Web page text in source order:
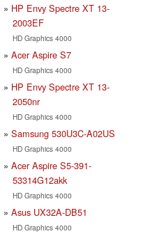
HP Envy Spectre XT 13-
2003EF
HD Graphics 4000
Acer Aspire S7
HD Graphics 4000
HP Envy Spectre XT 13-
2050nr
HD Graphics 4000
Samsung 530U3C-A02US
HD Graphics 4000
Acer Aspire S5-391-
53314G12akk
HD Graphics 4000
Asus UX32A-DB51
HD Graphics 4000